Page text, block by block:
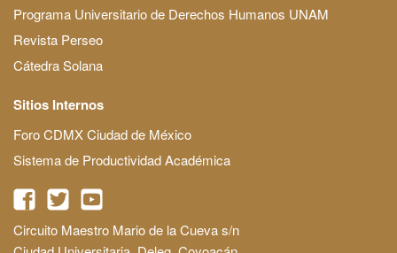
Programa Universitario de Derechos Humanos UNAM
Revista Perseo
Cátedra Solana
Sitios Internos
Foro CDMX Ciudad de México
Sistema de Productividad Académica
Circuito Maestro Mario de la Cueva s/n